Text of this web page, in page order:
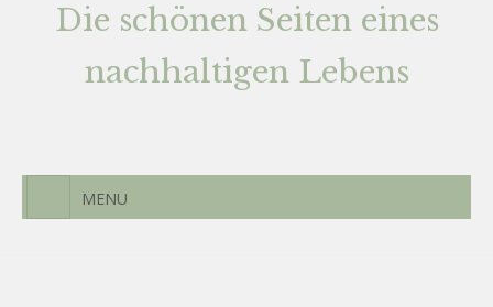
Die schönen Seiten eines
nachhaltigen Lebens
MENU